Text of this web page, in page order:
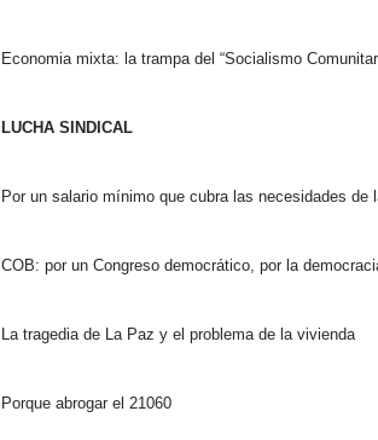
Economia mixta: la trampa del “Socialismo
LUCHA SINDICAL
Por un salario mínimo que cubra las necesidades de
COB: por un Congreso democrático, por la
La tragedia de La Paz y el problema de la vivienda
Porque abrogar el 21060